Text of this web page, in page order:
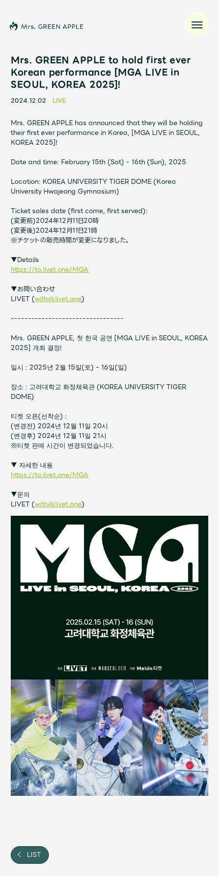
News
Profile
Discography
Video
Shop
OFFICIAL STORE
JAM’S Draw
Mrs.REPORT
Mrs. GALLERY
Wallpaper Archive
JAM’S Letter JAM’S Live
Mrs. GREEN APPLE to hold first ever
Korean performance [MGA LIVE in
SEOUL, KOREA 2025]!
2024.12.02 LIVE
Mrs. GREEN APPLE has announced that they will be holding
their first ever performance in Korea, [MGA LIVE in SEOUL,
KOREA 2025]!
Date and time: February 15th (Sat) - 16th (Sun), 2025
Location: KOREA UNIVERSITY TIGER DOME (Korea
University Hwajeong Gymnasium)
Ticket sales date (first come, first served):
(変更前)2024年12月11日20時
(変更後)2024年12月11日21時
※チケットの販売時間が変更になりました。
▼Details
https://to.livet.one/MGA
▼お問い合わせ
LIVET (with@livet.one)
---------------------------------
Mrs. GREEN APPLE, 첫 한국 공연 [MGA LIVE in SEOUL, KOREA
2025] 개최 결정!
일시 : 2025년 2월 15일(토) - 16일(일)
장소 : 고려대학교 화정체육관 (KOREA UNIVERSITY TIGER
DOME)
티켓 오픈(선착순) :
(변경전) 2024년 12월 11일 20시
(변경후) 2024년 12월 11일 21시
※티켓 판매 시간이 변경되었습니다.
▼ 자세한 내용
https://to.livet.one/MGA
▼문의
LIVET (with@livet.one)
LIST